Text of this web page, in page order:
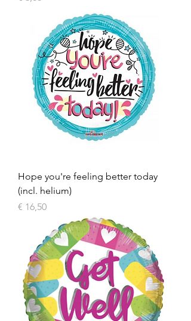
Hope you're feeling better today
(incl. helium)
Prijs
€ 16,50